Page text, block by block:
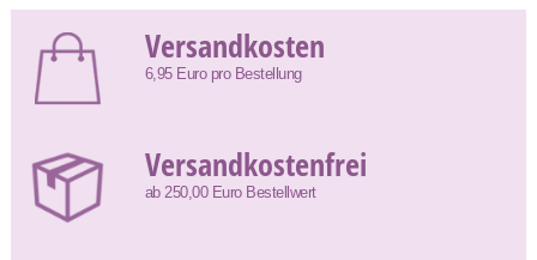
Versandkosten
6,95 Euro pro Bestellung
Versandkostenfrei
ab 250,00 Euro Bestellwert